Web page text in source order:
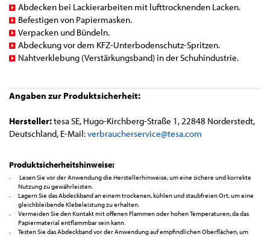
Abdecken bei Lackierarbeiten mit lufttrocknenden Lacken.
Befestigen von Papiermasken.
Verpacken und Bündeln.
Abdeckung vor dem KFZ-Unterbodenschutz-Spritzen.
Nahtverklebung (Verstärkungsband) in der Schuhindustrie.
Angaben zur Produktsicherheit:
Hersteller:tesa SE, Hugo-Kirchberg-Straße 1, 22848 Norderstedt,
Deutschland, E-Mail:verbraucherservice@tesa.com
Produktsicherheitshinweise:
Lesen Sie vor der Anwendung die Herstellerhinweise, um eine sichere und korrekte
Nutzung zu gewährleisten.
Lagern Sie das Abdeckband an einem trockenen, kühlen und staubfreien Ort, um eine
gleichbleibende Klebeleistung zu erhalten.
Vermeiden Sie den Kontakt mit offenen Flammen oder hohen Temperaturen, da das
Papiermaterial entflammbar sein kann.
Testen Sie das Abdeckband vor der Anwendung auf empfindlichen Oberflächen, um